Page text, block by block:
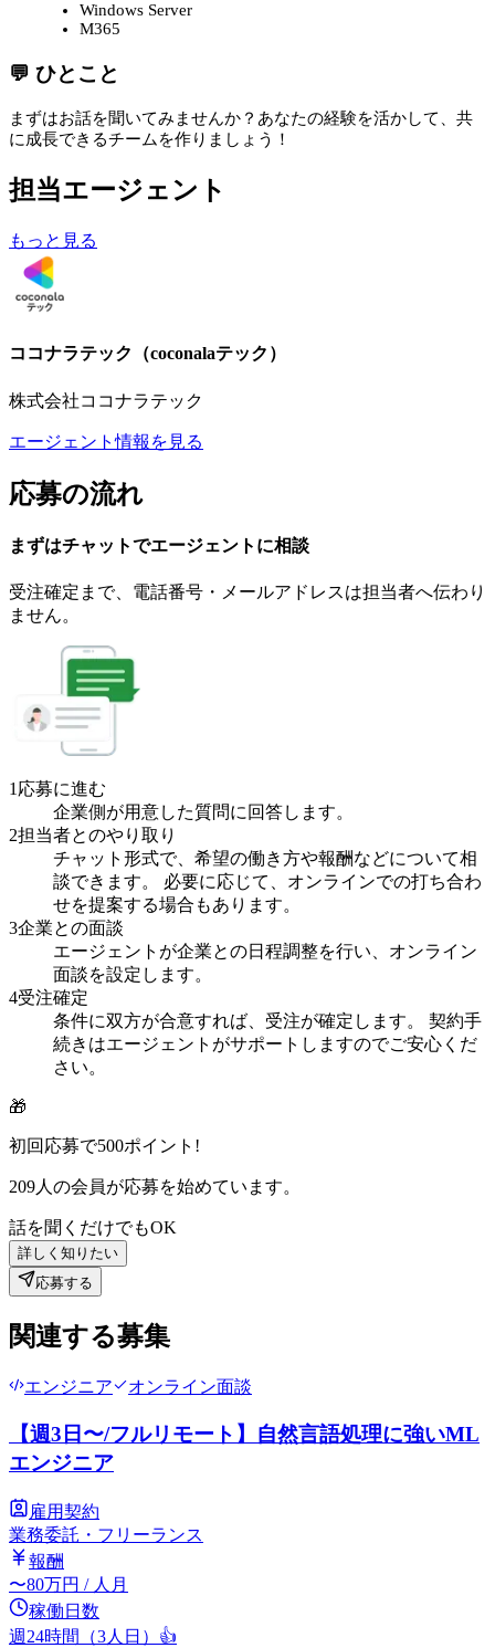
Windows Server
M365
💬 ひとこと
まずはお話を聞いてみませんか？あなたの経験を活かして、共
に成長できるチームを作りましょう！
担当エージェント
もっと見る
ココナラテック（coconalaテック）
株式会社ココナラテック
エージェント情報を見る
応募の流れ
まずはチャットでエージェント に相談
受注確定まで、 電話番号・メールアドレスは担当者へ伝わり
ません。
1 応募に進む
企業側が用意した質問に回答します。
2担当者とのやり取り
チャット形式で、希望の働き方や報酬などについて相
談できます。 必要に応じて、オンラインでの打ち合わ
せを提案する場合もあります。
3企業との面談
エージェントが企業との日程調整を行い、オンライン
面談を設定します。
4受注確定
条件に双方が合意すれば、受注が確定します。 契約手
続きはエージェントがサポートしますのでご安心くだ
さい。
🎁
初回応募で500ポイント!
209人の会員が応募を始めています。
話を聞くだけでもOK
詳しく知りたい
応募する
関連する募集
エンジニア オンライン面談
【週3日〜/フルリモート】自然言語処理に強いML
エンジニア
雇用契約
業務委託・フリーランス
報酬
〜80万円 / 人月
稼働日数
週24時間（3人日） 👍